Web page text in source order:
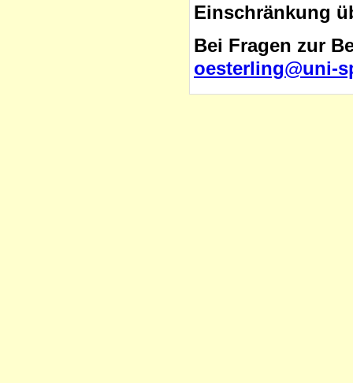
Einschränkung
Bei Fragen zur
oesterling@uni-